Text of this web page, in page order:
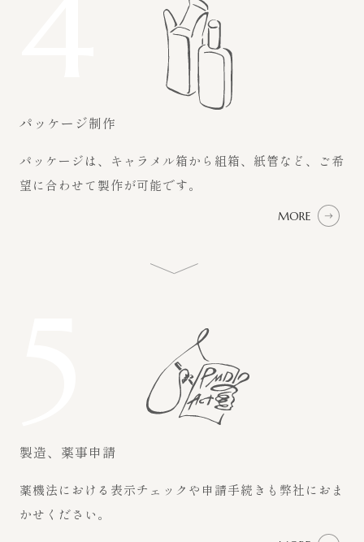
パッケージ制作
パッケージは、キャラメル箱から組箱、紙管など、ご希
望に合わせて製作が可能です。
MORE
製造、薬事申請
薬機法における表示チェックや申請手続きも弊社におま
かせください。